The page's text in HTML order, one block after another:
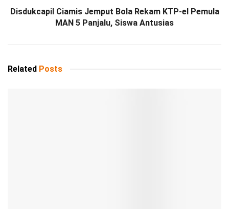
Disdukcapil Ciamis Jemput Bola Rekam KTP-el Pemula
MAN 5 Panjalu, Siswa Antusias
Related Posts